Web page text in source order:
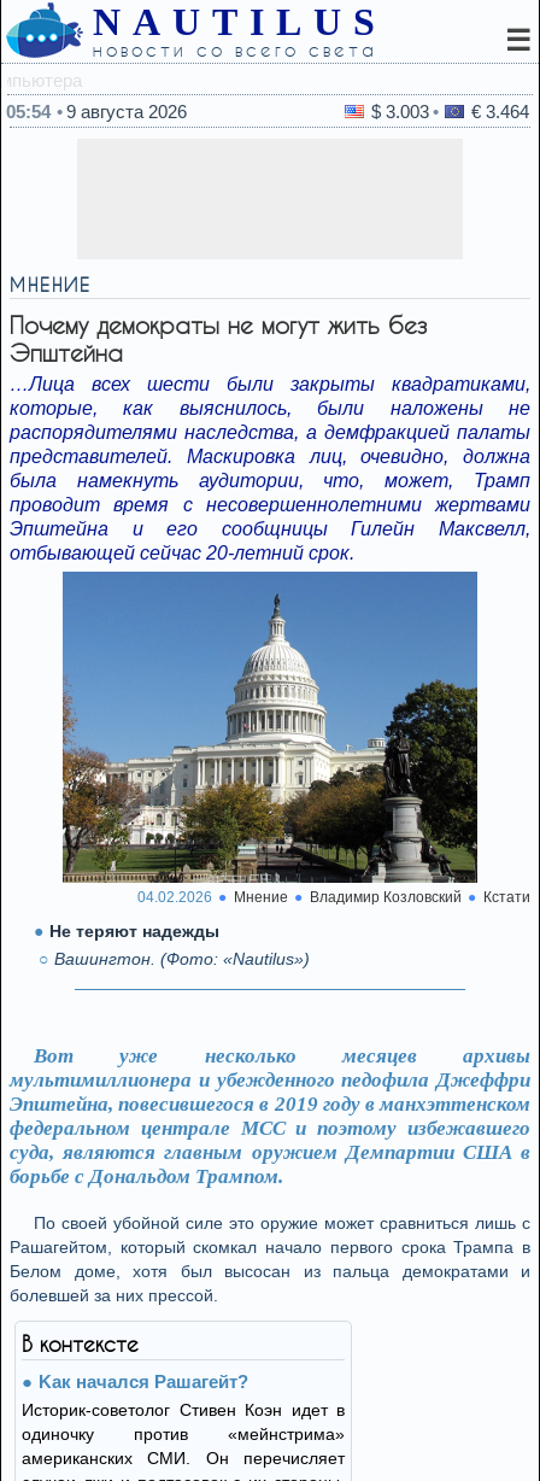
NAUTILUS
новости со всего света ☰
05:54
9 августа 2026 $ 3.003 € 3.464
МНЕНИЕ
Почему демократы не могут жить без
Эпштейна
…Лица всех шести были закрыты квадратиками,
которые, как выяснилось, были наложены не
распорядителями наследства, а демфракцией палаты
представителей. Маскировка лиц, очевидно, должна
была намекнуть аудитории, что, может, Трамп
проводит время с несовершеннолетними жертвами
Эпштейна и его сообщницы Гилейн Максвелл,
отбывающей сейчас 20-летний срок.
04.02.2026 Мнение Владимир Козловский Кстати
Не теряют надежды
Вашингтон. (Фото: «Nautilus»)
Вот уже несколько месяцев архивы
мультимиллионера и убежденного педофила Джеффри
Эпштейна, повесившегося в 2019 году в манхэттенском
федеральном централе MCC и поэтому избежавшего
суда, являются главным оружием Демпартии США в
борьбе с Дональдом Трампом.
По своей убойной силе это оружие может сравниться лишь с
Рашагейтом, который скомкал начало первого срока Трампа в
Белом доме, хотя был высосан из пальца демократами и
болевшей за них прессой.
В контексте
Kак начался Рашагейт?
Историк-советолог Стивен Коэн идет в
одиночку против «мейнстрима»
американских СМИ. Он перечисляет